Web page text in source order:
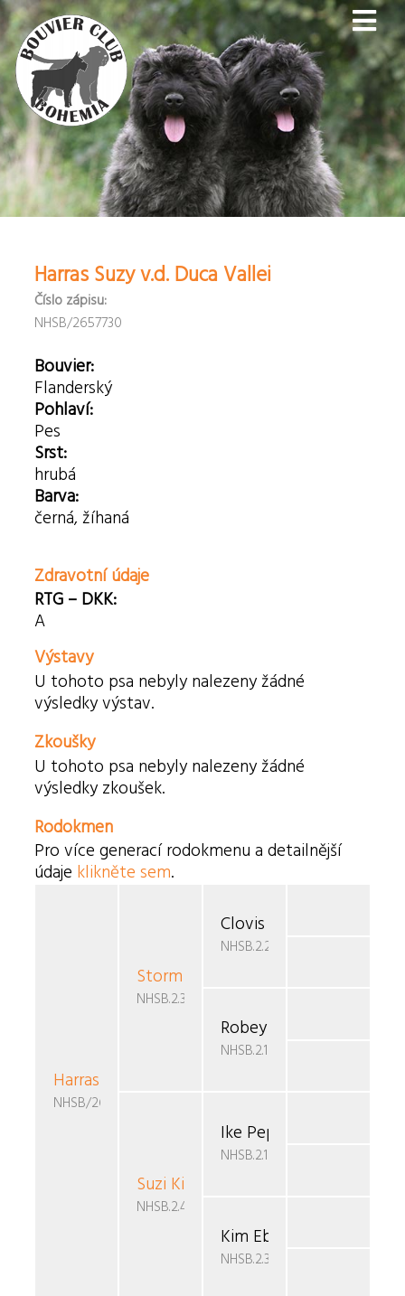
Harras Suzy v.d. Duca Vallei
Číslo zápisu:
NHSB/2657730
Bouvier:
Flanderský
Pohlaví:
Pes
Srst:
hrubá
Barva:
černá, žíhaná
Zdravotní údaje
RTG – DKK:
A
Výstavy
U tohoto psa nebyly nalezeny žádné
výsledky výstav.
Zkoušky
U tohoto psa nebyly nalezeny žádné
výsledky zkoušek.
Rodokmen
Pro více generací rodokmenu a detailnější
údaje klikněte sem.
Harras Suzy
NHSB/2657730
Storm Robey
NHSB.2.363.359
Suzi Kiwi
NHSB.2.479.210
Clovis Kirby v.d. Duca
NHSB.2.236.642
Robey Pepper v.d. Duca
NHSB.2.197.960
Ike Pepper v.d. Duca
NHSB.2.197.958
Kim Ebony v.d. Duca
NHSB.2.373.776